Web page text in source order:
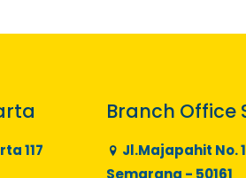
117
Branch Office
Jl.Majapahit No.
Semarang - 50161